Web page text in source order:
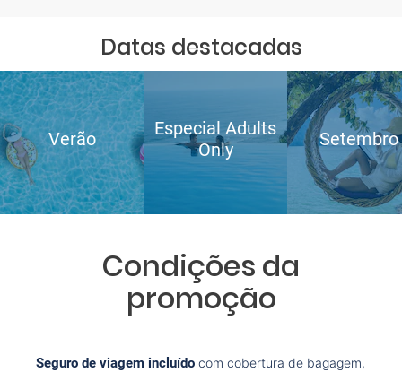
Datas destacadas
Verão
Especial Adults
Only
Setembro
Condições da
promoção
Seguro de viagem incluído com cobertura de bagagem,